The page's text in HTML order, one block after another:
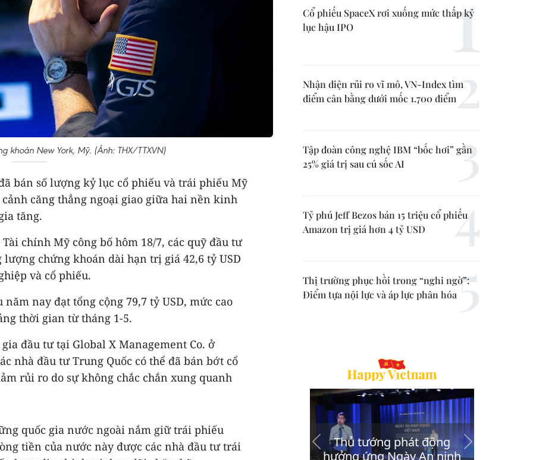
khoán New York, Mỹ. (Ảnh: THX/TTXVN)
bán số lượng kỷ lục cổ phiếu và trái phiếu Mỹ
căng thẳng ngoại giao giữa hai nền kinh
tăng.
chính Mỹ công bố hôm 18/7, các quỹ đầu tư
lượng chứng khoán dài hạn trị giá 42,6 tỷ USD
và cổ phiếu.
nay đạt tổng cộng 79,7 tỷ USD, mức cao
thời gian từ tháng 1-5.
đầu tư tại Global X Management Co. ở
nhà đầu tư Trung Quốc có thể đã bán bớt cổ
rủi ro do sự không chắc chắn xung quanh
quốc gia nước ngoài nắm giữ trái phiếu
tiền của nước này được các nhà đầu tư trái
Cổ phiếu SpaceX rơi xuống mức thấp kỷ
lục hậu IPO
Nhận diện rủi ro vĩ mô, VN-Index tìm
điểm cân bằng dưới mốc 1.700 điểm
Tập đoàn công nghệ IBM “bốc hơi” gần
25% giá trị sau cú sốc AI
Tỷ phú Jeff Bezos bán 15 triệu cổ phiếu
Amazon trị giá hơn 4 tỷ USD
Thị trường phục hồi trong “nghi ngờ”:
Điểm tựa nội lực và áp lực phân hóa